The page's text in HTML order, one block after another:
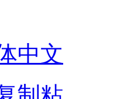
中文